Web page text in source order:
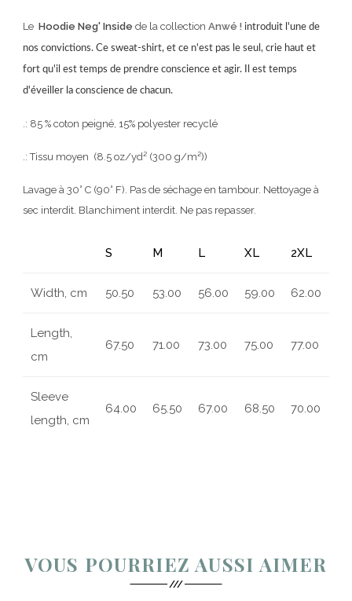
Le Hoodie Neg' Inside de la collection Anwé ! introduit l'une de
nos convictions. Ce sweat-shirt, et ce n'est pas le seul, crie haut et
fort qu'il est temps de prendre conscience et agir. Il est temps
d'éveiller la conscience de chacun.
.: 85 % coton peigné, 15% polyester recyclé
.: Tissu moyen (8.5 oz/yd² (300 g/m²))
Lavage à 30° C (90° F). Pas de séchage en tambour. Nettoyage à
sec interdit. Blanchiment interdit. Ne pas repasser.
S M L XL 2XL
Width, cm 50.50 53.00 56.00 59.00 62.00
Length,
cm
67.50 71.00 73.00 75.00 77.00
Sleeve
length, cm
64.00 65.50 67.00 68.50 70.00
VOUS POURRIEZ AUSSI AIMER